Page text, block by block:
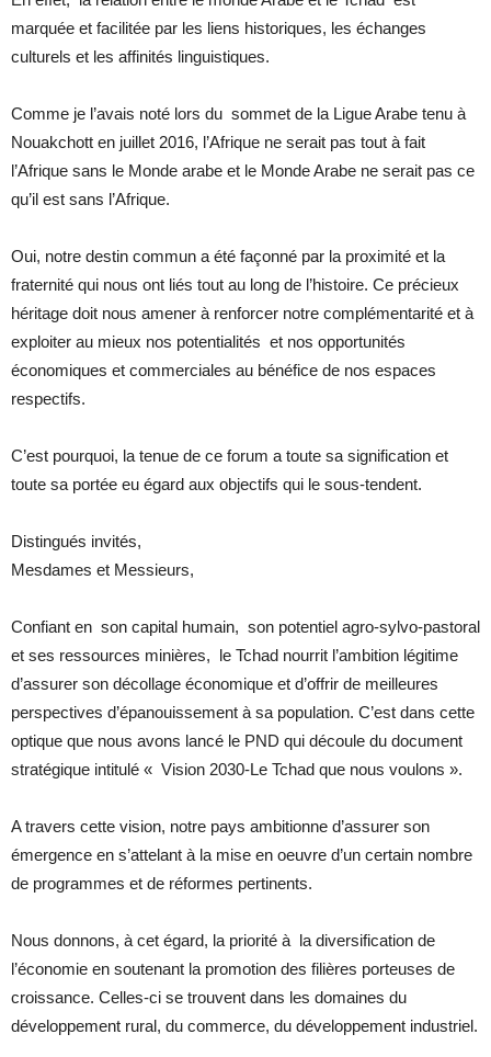
marquée et facilitée par les liens historiques, les échanges
culturels et les affinités linguistiques.
Comme je l’avais noté lors du sommet de la Ligue Arabe tenu à
Nouakchott en juillet 2016, l’Afrique ne serait pas tout à fait
l’Afrique sans le Monde arabe et le Monde Arabe ne serait pas ce
qu’il est sans l’Afrique.
Oui, notre destin commun a été façonné par la proximité et la
fraternité qui nous ont liés tout au long de l’histoire. Ce précieux
héritage doit nous amener à renforcer notre complémentarité et à
exploiter au mieux nos potentialités et nos opportunités
économiques et commerciales au bénéfice de nos espaces
respectifs.
C’est pourquoi, la tenue de ce forum a toute sa signification et
toute sa portée eu égard aux objectifs qui le sous-tendent.
Distingués invités,
Mesdames et Messieurs,
Confiant en son capital humain, son potentiel agro-sylvo-pastoral
et ses ressources minières, le Tchad nourrit l’ambition légitime
d’assurer son décollage économique et d’offrir de meilleures
perspectives d’épanouissement à sa population. C’est dans cette
optique que nous avons lancé le PND qui découle du document
stratégique intitulé « Vision 2030-Le Tchad que nous voulons ».
A travers cette vision, notre pays ambitionne d’assurer son
émergence en s’attelant à la mise en oeuvre d’un certain nombre
de programmes et de réformes pertinents.
Nous donnons, à cet égard, la priorité à la diversification de
l’économie en soutenant la promotion des filières porteuses de
croissance. Celles-ci se trouvent dans les domaines du
développement rural, du commerce, du développement industriel.